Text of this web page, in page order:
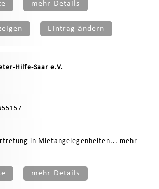
mehr Details
Eintrag ändern
Hilfe-Saar e.V.
in Mietangelegenheiten... mehr
mehr Details